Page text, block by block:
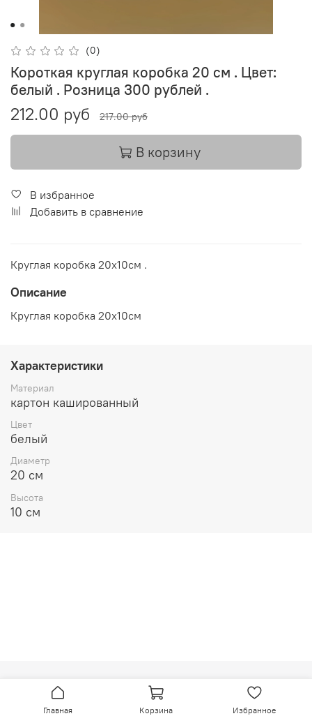
(0)
Короткая круглая коробка 20 см . Цвет:
белый . Розница 300 рублей .
212.00 руб 217.00 руб
В корзину
В избранное
Добавить в сравнение
Круглая коробка 20х10см .
Описание
Круглая коробка 20х10см
Характеристики
Материал
картон кашированный
Цвет
белый
Диаметр
20 см
Высота
10 см
МОСКОВСКАЯ УПАКОВОЧНАЯ МАНУФАКТУРА №1
Главная Корзина Избранное